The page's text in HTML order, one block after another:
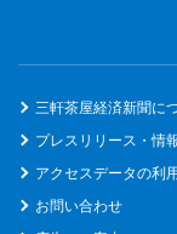
三軒茶屋経済新聞に
プレスリリース・情
アクセスデータの利
お問い合わせ